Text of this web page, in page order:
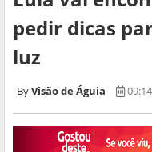
pedir dicas
luz
Visão de Águia 09:14